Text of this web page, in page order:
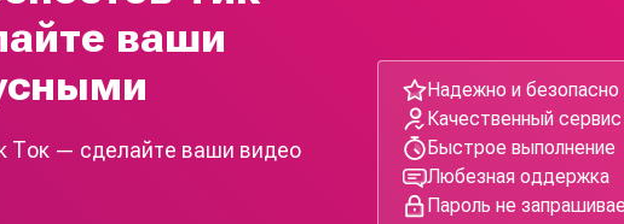
ваши
Ток — сделайте ваши видео
Надежно и безопасно
Качественный сервис
Быстрое выполнение
Любезная оддержка
Пароль не